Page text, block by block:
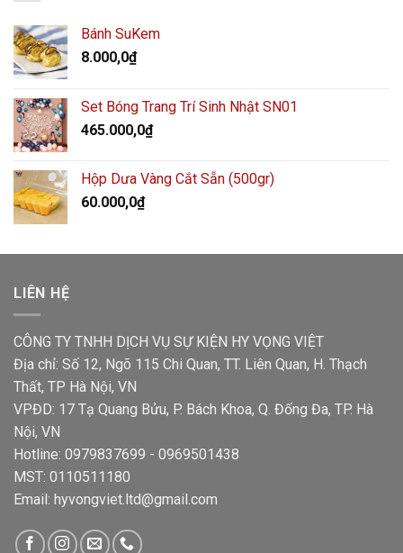
Bánh SuKem
8.000,0₫
Set Bóng Trang Trí Sinh Nhật SN01
465.000,0₫
Hộp Dưa Vàng Cắt Sẵn (500gr)
60.000,0₫
LIÊN HỆ
CÔNG TY TNHH DỊCH VỤ SỰ KIỆN HY VỌNG VIỆT
Địa chỉ: Số 12, Ngõ 115 Chi Quan, TT. Liên Quan, H. Thạch
Thất, TP Hà Nội, VN
VPĐD: 17 Tạ Quang Bửu, P. Bách Khoa, Q. Đống Đa, TP. Hà
Nội, VN
Hotline: 0979837699 - 0969501438
MST: 0110511180
Email: hyvongviet.ltd@gmail.com